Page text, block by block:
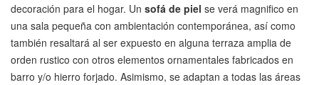
decoración para el hogar. Un sofá de piel se verá magnifico en
una sala pequeña con ambientación contemporánea, así como
también resaltará al ser expuesto en alguna terraza amplia de
orden rustico con otros elementos ornamentales fabricados en
barro y/o hierro forjado. Asimismo, se adaptan a todas las áreas